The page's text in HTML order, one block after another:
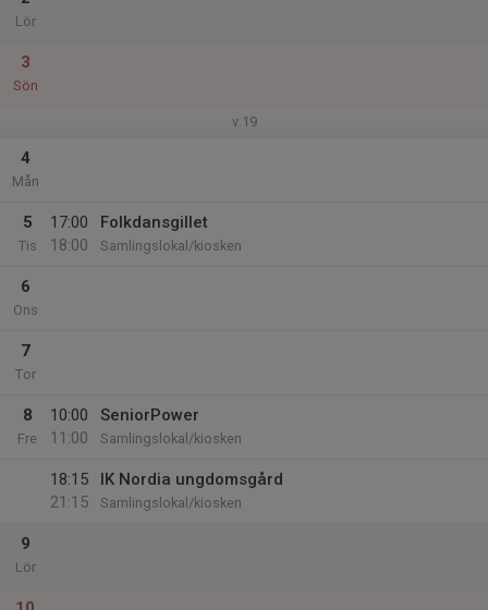
Lör
3
Sön
v.19
4
Mån
5
Tis
17:00
18:00
Folkdansgillet
Samlingslokal/kiosken
6
Ons
7
Tor
8
Fre
10:00
11:00
SeniorPower
Samlingslokal/kiosken
18:15
21:15
IK Nordia ungdomsgård
Samlingslokal/kiosken
9
Lör